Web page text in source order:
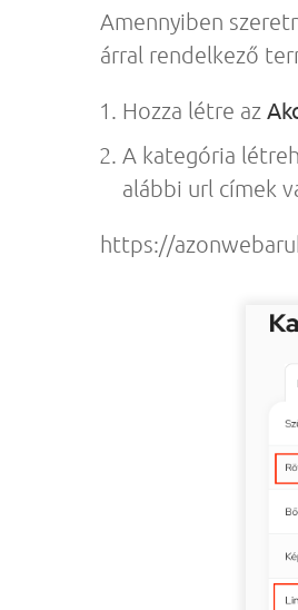
Amennyiben
árral rendelkező
Hozza létre az
A kategória
alábbi url címek
https://